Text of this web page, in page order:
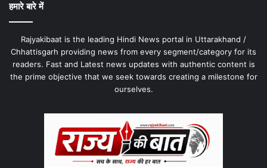
हमारे बारे में
Rajyakibaat is the leading Hindi News portal in Uttarakhand /
Chhattisgarh providing news from every segment/category for its
readers. Fast and Latest news updates with authentic content is
the prime objective that we seek towards creating a milestone for
ourselves.